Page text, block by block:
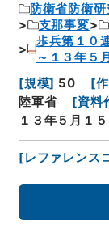
防衛省防衛研
支那事変
歩兵第１０
～１３年５月
[規模] 50 [
陸軍省
[資料
１３年５月１５
[レファレンス